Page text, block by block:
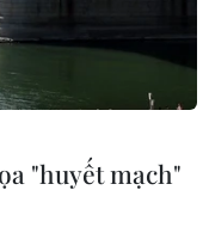
"huyết mạch"